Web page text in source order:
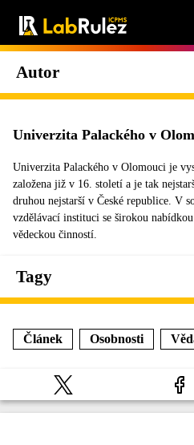
Autor
Univerzita Palackého v
Univerzita Palackého v Olomouci je
založena již v 16. století a je tak
druhou nejstarší v České republice. V
vzdělávací instituci se širokou
vědeckou činností.
Tagy
Článek Osobnosti